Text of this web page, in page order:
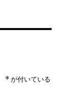
*が付いている